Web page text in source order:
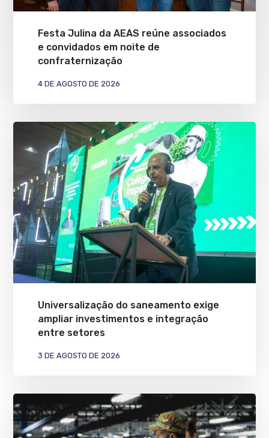
Festa Julina da AEAS reúne associados
e convidados em noite de
confraternização
4 DE AGOSTO DE 2026
Universalização do saneamento exige
ampliar investimentos e integração
entre setores
3 DE AGOSTO DE 2026